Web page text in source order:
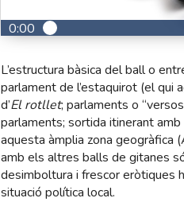
0:00
L’estructura bàsica del ball o
parlament de l’estaquirot (el qui
d’El rotllet; parlaments o
parlaments; sortida itinerant amb
aquesta àmplia zona geogràfica
amb els altres balls de gitanes
desimboltura i frescor eròtiques
situació política local.